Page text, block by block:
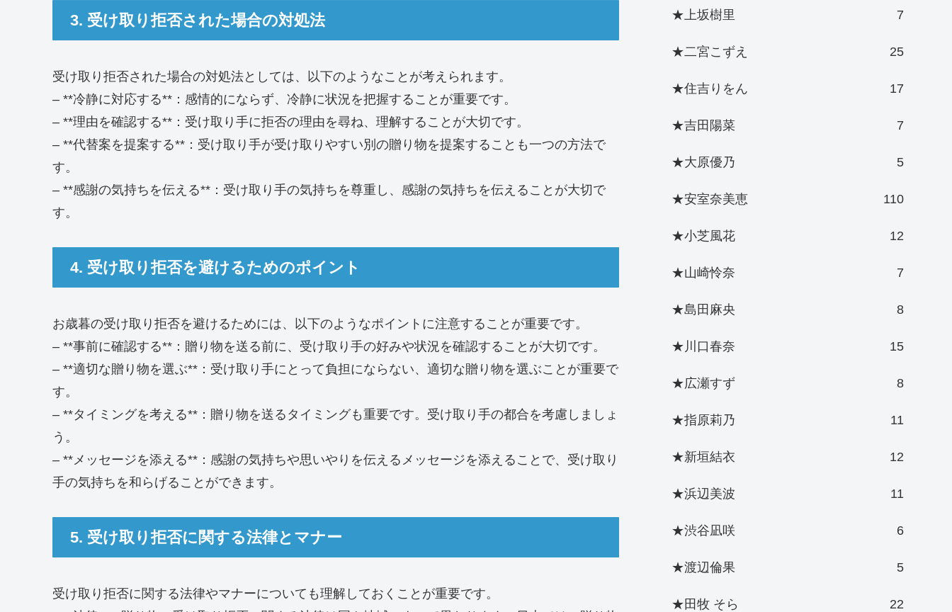
3. 受け取り拒否された場合の対処法
受け取り拒否された場合の対処法としては、以下のようなことが考えられます。
– **冷静に対応する**：感情的にならず、冷静に状況を把握することが重要です。
– **理由を確認する**：受け取り手に拒否の理由を尋ね、理解することが大切です。
– **代替案を提案する**：受け取り手が受け取りやすい別の贈り物を提案することも一つの方法で
す。
– **感謝の気持ちを伝える**：受け取り手の気持ちを尊重し、感謝の気持ちを伝えることが大切で
す。
4. 受け取り拒否を避けるためのポイント
お歳暮の受け取り拒否を避けるためには、以下のようなポイントに注意することが重要です。
– **事前に確認する**：贈り物を送る前に、受け取り手の好みや状況を確認することが大切です。
– **適切な贈り物を選ぶ**：受け取り手にとって負担にならない、適切な贈り物を選ぶことが重要で
す。
– **タイミングを考える**：贈り物を送るタイミングも重要です。受け取り手の都合を考慮しましょ
う。
– **メッセージを添える**：感謝の気持ちや思いやりを伝えるメッセージを添えることで、受け取り
手の気持ちを和らげることができます。
5. 受け取り拒否に関する法律とマナー
受け取り拒否に関する法律やマナーについても理解しておくことが重要です。
★上坂樹里 7
★二宮こずえ 25
★住吉りをん 17
★吉田陽菜 7
★大原優乃 5
★安室奈美恵 110
★小芝風花 12
★山崎怜奈 7
★島田麻央 8
★川口春奈 15
★広瀬すず 8
★指原莉乃 11
★新垣結衣 12
★浜辺美波 11
★渋谷凪咲 6
★渡辺倫果 5
★田牧 そら 22